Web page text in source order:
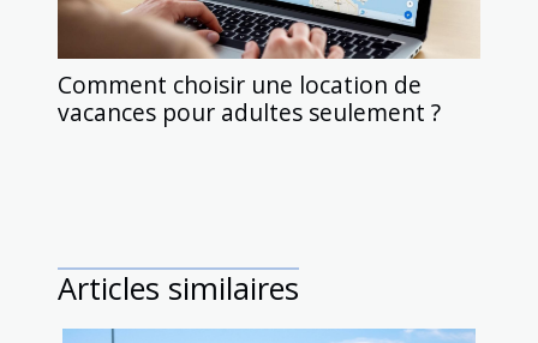
Comment choisir une location de
vacances pour adultes seulement ?
Articles similaires